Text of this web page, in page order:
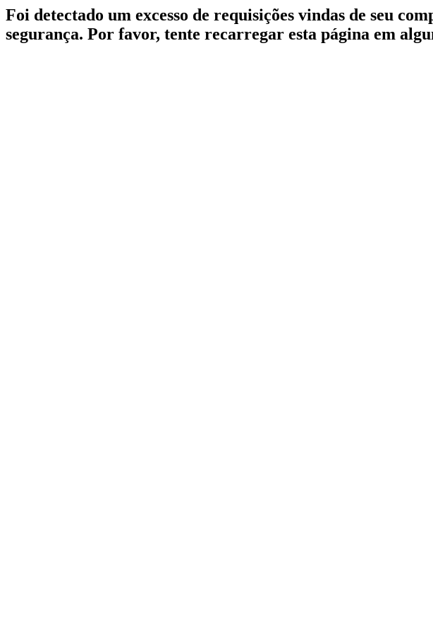
Foi detectado um excesso de requisições vindas de seu
segurança. Por favor, tente recarregar esta página em